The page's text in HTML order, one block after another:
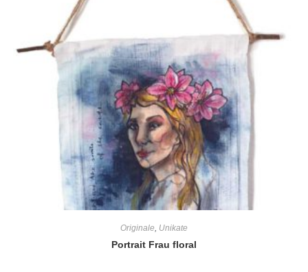
Originale Unikate
Portrait Frau floral